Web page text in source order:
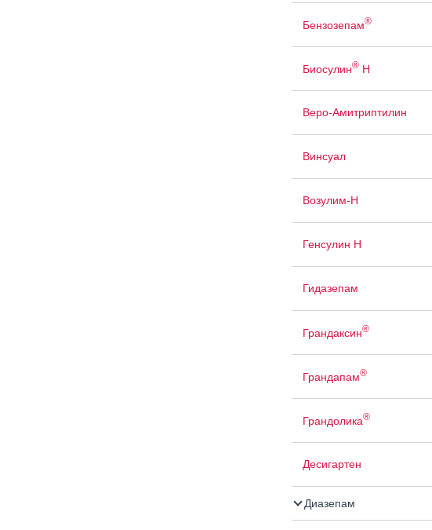
Бензозепам®
Биосулин®Н
Веро-Амитриптилин
Винсуал
Возулим-Н
Генсулин Н
Гидазепам
Грандаксин®
Грандапам®
Грандолика®
Десигартен
Диазепам